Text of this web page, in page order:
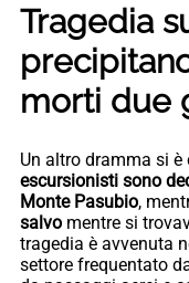
Tragedia
morti due
Un altro dramma si
escursionisti sono
Monte Pasubio,
salvo mentre si
tragedia è avvenuta
settore frequentato